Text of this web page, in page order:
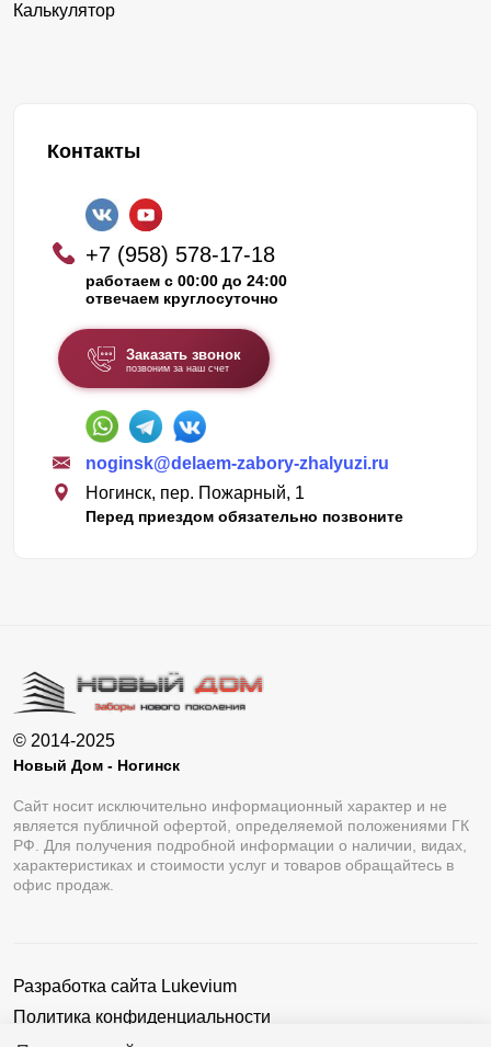
Калькулятор
Контакты
+7 (958) 578-17-18
работаем с 00:00 до 24:00
отвечаем круглосуточно
Заказать звонок
позвоним за наш счет
noginsk@delaem-zabory-zhalyuzi.ru
Ногинск, пер. Пожарный, 1
Перед приездом обязательно позвоните
© 2014-2025
Новый Дом - Ногинск
Сайт носит исключительно информационный характер и не
является публичной офертой, определяемой положениями ГК
РФ. Для получения подробной информации о наличии, видах,
характеристиках и стоимости услуг и товаров обращайтесь в
офис продаж.
Разработка сайта Lukevium
Политика конфиденциальности
Пользовательское соглашение